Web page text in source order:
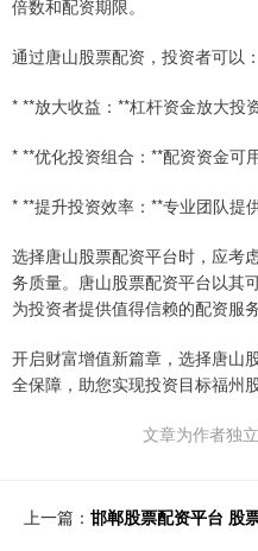
倍数和配资期限。
通过唐山股票配资，投资者可以：
* **放大收益：**杠杆资金放大投
* **优化投资组合：**配资资金可
* **提升投资效率：**专业团队提
选择唐山股票配资平台时，应考
务质量。唐山股票配资平台以其
为投资者提供值得信赖的配资服务
开启财富增值新篇章，选择唐山
全保障，助您实现投资目标福州
文章为作者独
上一篇： 邯郸股票配资平台 股